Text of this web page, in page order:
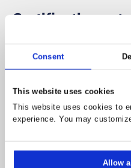
Consent
This website uses cookies
This website uses cookies to
experience. You may
Allow
Certifications et